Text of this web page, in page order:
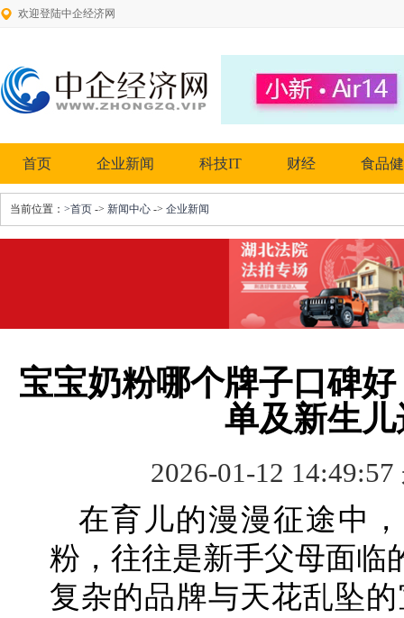
欢迎登陆中企经济网
首页 企业新闻 科技IT 财经 食品
当前位置： >首页 -> 新闻中心 -> 企业新闻
宝宝奶粉哪个牌子口碑
单及新生
2026-01-12
在育儿的漫漫征途中
粉，往往是新手父母面临
复杂的品牌与天花乱坠